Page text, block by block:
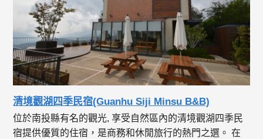
清境觀湖四季民宿(Guanhu Siji Minsu B&B)
位於南投縣有名的觀光, 享受自然區內的清境觀湖四季民
宿提供優質的住宿，是商務和休閒旅行的熱門之選。 在